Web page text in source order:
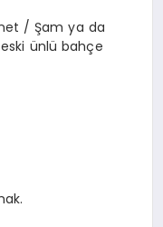
/ Şam ya da
ünlü bahçe